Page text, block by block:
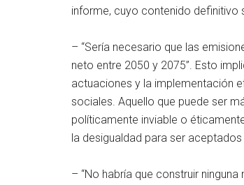
informe, cuyo contenido definitivo
– “Sería necesario que las
neto entre 2050 y 2075”. Esto
actuaciones y la implementación
sociales. Aquello que puede ser
políticamente inviable o
la desigualdad para ser
– “No habría que construir